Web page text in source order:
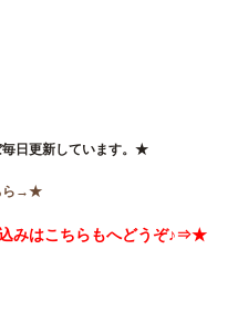
日更新しています。★
ら→★
みはこちらもへどうぞ♪⇒★